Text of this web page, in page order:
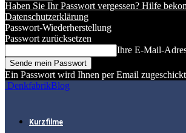
Haben Sie Ihr Passwort vergessen? Hilfe
Datenschutzerklärung
Passwort-Wiederherstellung
Passwort zurücksetzen
Ihre E-Mail-
Ein Passwort wird Ihnen per Email
DenkfabrikBlog
Kurzfilme